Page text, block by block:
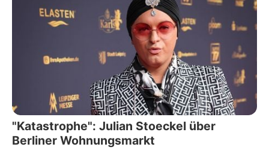
"Katastrophe": Julian Stoeckel über
Berliner Wohnungsmarkt